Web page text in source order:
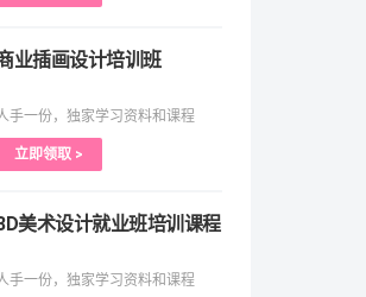
业插画设计培训班
手一份，独家学习资料和课程
立即领取 >
美术设计就业班培训课程
手一份，独家学习资料和课程